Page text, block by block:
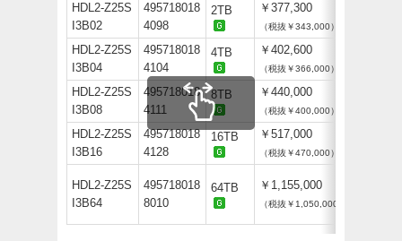
HDL2-Z25S
I3B02
495718018
4098
2TB ￥377,300
（税抜￥343,000）
HDL2-Z25S
I3B04
495718018
4104
4TB ￥402,600
（税抜￥366,000）
HDL2-Z25S
I3B08
495718018
4111
8TB ￥440,000
（税抜￥400,000）
HDL2-Z25S
I3B16
495718018
4128
16TB ￥517,000
（税抜￥470,000）
HDL2-Z25S
I3B64
495718018
8010
64TB ￥1,155,000
（税抜￥1,050,000）